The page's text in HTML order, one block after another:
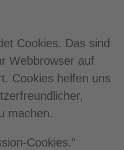
Cookies. Das sind
Webbrowser auf
Cookies helfen uns
machen.
Cookies.”